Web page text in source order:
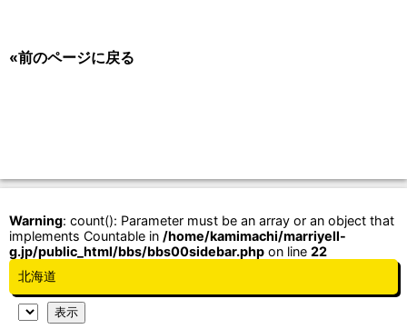
«前のページに戻る
Warning: count(): Parameter must be an array or an object that
implements Countable in /home/kamimachi/marriyell-
g.jp/public_html/bbs/bbs00sidebar.php on line 22
北海道